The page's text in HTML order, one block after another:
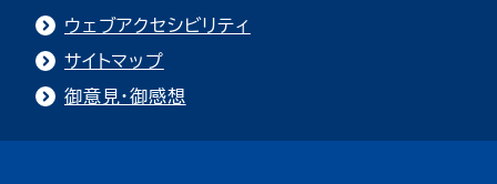
ウェブアクセシビリティ
サイトマップ
御意見・御感想